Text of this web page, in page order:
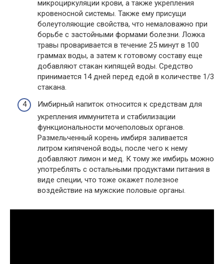
микроциркуляции крови, а также укрепления
кровеносной системы. Также ему присущи
болеутоляющие свойства, что немаловажно при
борьбе с застойными формами болезни. Ложка
травы проваривается в течение 25 минут в 100
граммах воды, а затем к готовому составу еще
добавляют стакан кипящей воды. Средство
принимается 14 дней перед едой в количестве 1/3
стакана.
Имбирный напиток относится к средствам для
укрепления иммунитета и стабилизации
функциональности мочеполовых органов.
Размельченный корень имбиря заливается
литром кипяченой воды, после чего к нему
добавляют лимон и мед. К тому же имбирь можно
употреблять с остальными продуктами питания в
виде специи, что тоже окажет полезное
воздействие на мужские половые органы.